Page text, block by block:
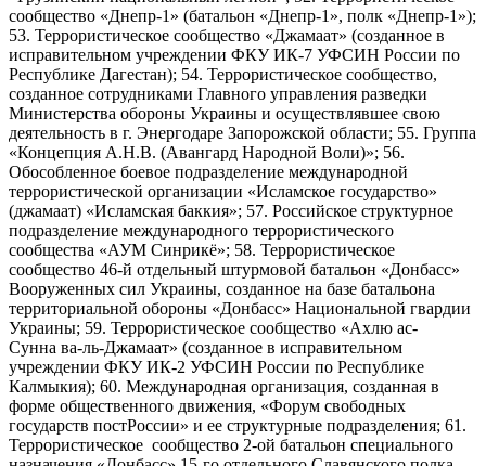
сообщество «Днепр-1» (батальон «Днепр-1», полк «Днепр-1»);
53. Террористическое сообщество «Джамаат» (созданное в
исправительном учреждении ФКУ ИК-7 УФСИН России по
Республике Дагестан); 54. Террористическое сообщество,
созданное сотрудниками Главного управления разведки
Министерства обороны Украины и осуществлявшее свою
деятельность в г. Энергодаре Запорожской области; 55. Группа
«Концепция А.Н.В. (Авангард Народной Воли)»; 56.
Обособленное боевое подразделение международной
террористической организации «Исламское государство»
(джамаат) «Исламская баккия»; 57. Российское структурное
подразделение международного террористического
сообщества «АУМ Синрикё»; 58. Террористическое
сообщество 46-й отдельный штурмовой батальон «Донбасс»
Вооруженных сил Украины, созданное на базе батальона
территориальной обороны «Донбасс» Национальной гвардии
Украины; 59. Террористическое сообщество «Ахлю ас-
Сунна ва-ль-Джамаат» (созданное в исправительном
учреждении ФКУ ИК-2 УФСИН России по Республике
Калмыкия); 60. Международная организация, созданная в
форме общественного движения, «Форум свободных
государств постРоссии» и ее структурные подразделения; 61.
Террористическое сообщество 2-ой батальон специального